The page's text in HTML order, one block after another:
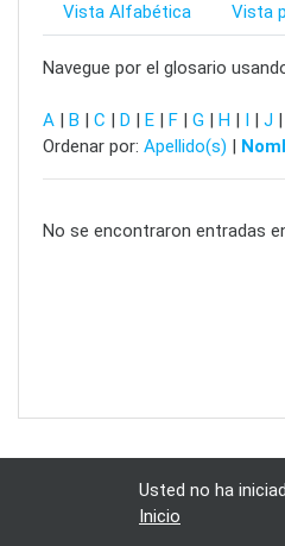
Vista Alfabética Vista
Navegue por el glosario
A | B | C | D | E | F | G | H | I | J |
Actualmente ordenados
Ordenar por: Apellido(s) |
No se encontraron entradas
Usted no ha
Inicio